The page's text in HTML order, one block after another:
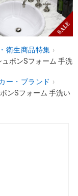
衛生商品特集 ›
ュボンSフォーム 手洗
ー・ブランド ›
ンSフォーム 手洗い